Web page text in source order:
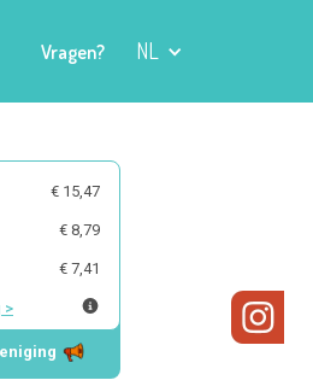
Vragen? NL
€ 15,47
€ 8,79
€ 7,41
>